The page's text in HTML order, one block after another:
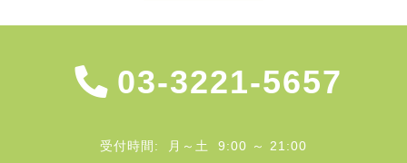
03-3221-5657
受付時間: 月～土 9:00 ～ 21:00